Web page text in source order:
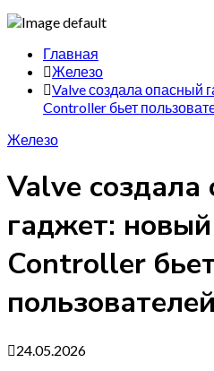
Главная
Железо
Valve создала опасный
Controller бьет
Железо
Valve создала
гаджет:
Controller
24.05.2026